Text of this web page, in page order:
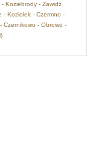
- Koziebrody - Zawidz
Koziołek - Czermno -
Czernikowo - Obrowo -